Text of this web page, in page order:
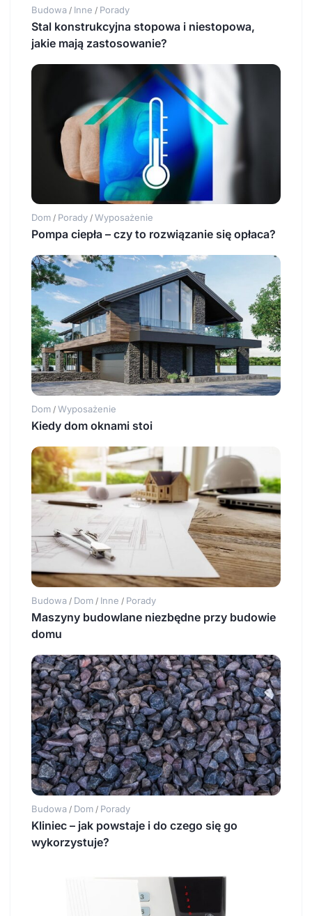
Budowa / Inne / Porady
Stal konstrukcyjna stopowa i niestopowa,
jakie mają zastosowanie?
Dom / Porady / Wyposażenie
Pompa ciepła – czy to rozwiązanie się opłaca?
Dom / Wyposażenie
Kiedy dom oknami stoi
Budowa / Dom / Inne / Porady
Maszyny budowlane niezbędne przy budowie
domu
Budowa / Dom / Porady
Kliniec – jak powstaje i do czego się go
wykorzystuje?